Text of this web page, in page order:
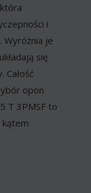
i
Wyróżnia je
się
opon
T 3PMSF to